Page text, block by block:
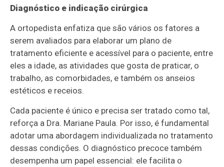
Diagnóstico e indicação cirúrgica
A ortopedista enfatiza que são vários os fatores a
serem avaliados para elaborar um plano de
tratamento eficiente e acessível para o paciente, entre
eles a idade, as atividades que gosta de praticar, o
trabalho, as comorbidades, e também os anseios
estéticos e receios.
Cada paciente é único e precisa ser tratado como tal,
reforça a Dra. Mariane Paula. Por isso, é fundamental
adotar uma abordagem individualizada no tratamento
dessas condições. O diagnóstico precoce também
desempenha um papel essencial: ele facilita o